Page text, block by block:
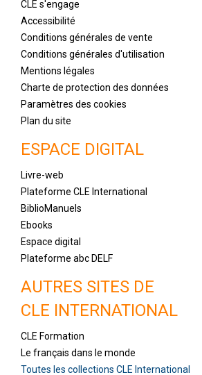
CLE s'engage
Accessibilité
Conditions générales de vente
Conditions générales d'utilisation
Mentions légales
Charte de protection des données
Paramètres des cookies
Plan du site
ESPACE DIGITAL
Livre-web
Plateforme CLE International
BiblioManuels
Ebooks
Espace digital
Plateforme abc DELF
AUTRES SITES DE
CLE INTERNATIONAL
CLE Formation
Le français dans le monde
Toutes les collections CLE International